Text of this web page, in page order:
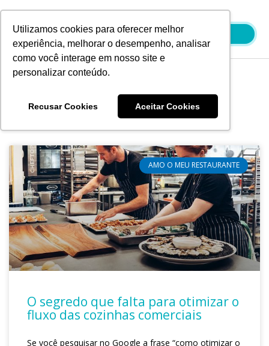
Utilizamos cookies para oferecer melhor
experiência, melhorar o desempenho, analisar
como você interage em nosso site e
personalizar conteúdo.
Recusar Cookies Aceitar Cookies
conteúdo
Blog
AMO O MEU RESTAURANTE
O segredo que falta para otimizar o
fluxo das cozinhas comerciais
Se você pesquisar no Google a frase “como otimizar o